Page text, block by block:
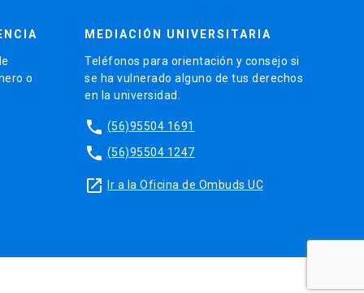
o
MEDIACIÓN UNIVERSITARIA
Teléfonos para orientación y consejo si
se ha vulnerado alguno de tus derechos
en la universidad.
phone (56)95504 1691
phone (56)95504 1247
launch Ir a la Oficina de Ombuds UC